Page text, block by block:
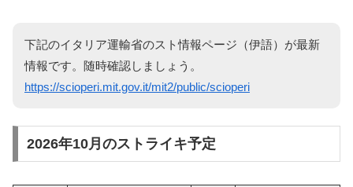
下記のイタリア運輸省のスト情報ページ（伊語）が最新
情報です。随時確認しましょう。
https://scioperi.mit.gov.it/mit2/public/scioperi
2026年10月のストライキ予定